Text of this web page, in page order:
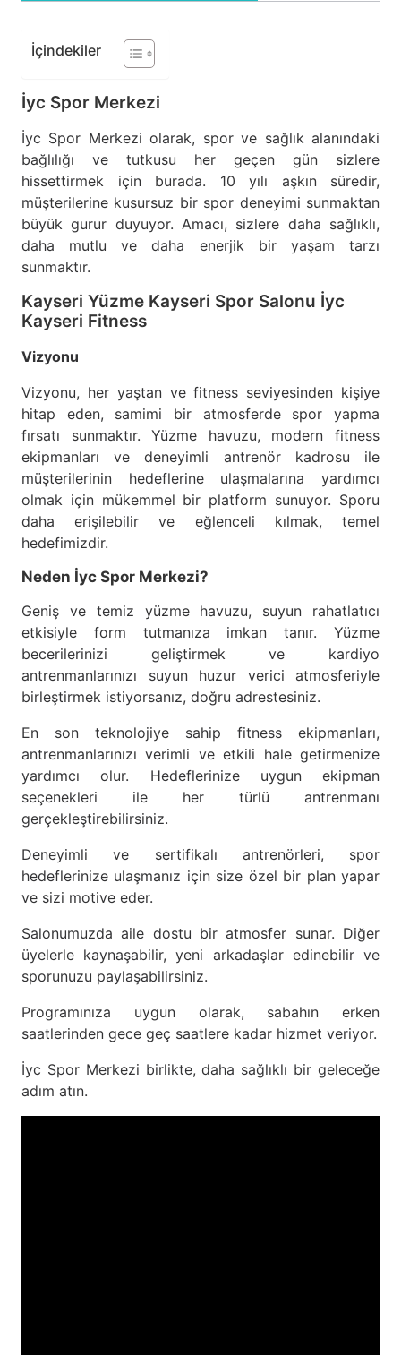
İçindekiler
İyc Spor Merkezi
İyc Spor Merkezi olarak, spor ve sağlık alanındaki
bağlılığı ve tutkusu her geçen gün sizlere
hissettirmek için burada. 10 yılı aşkın süredir,
müşterilerine kusursuz bir spor deneyimi sunmaktan
büyük gurur duyuyor. Amacı, sizlere daha sağlıklı,
daha mutlu ve daha enerjik bir yaşam tarzı
sunmaktır.
Kayseri Yüzme Kayseri Spor Salonu İyc
Kayseri Fitness
Vizyonu
Vizyonu, her yaştan ve fitness seviyesinden kişiye
hitap eden, samimi bir atmosferde spor yapma
fırsatı sunmaktır. Yüzme havuzu, modern fitness
ekipmanları ve deneyimli antrenör kadrosu ile
müşterilerinin hedeflerine ulaşmalarına yardımcı
olmak için mükemmel bir platform sunuyor. Sporu
daha erişilebilir ve eğlenceli kılmak, temel
hedefimizdir.
Neden İyc Spor Merkezi?
Geniş ve temiz yüzme havuzu, suyun rahatlatıcı
etkisiyle form tutmanıza imkan tanır. Yüzme
becerilerinizi geliştirmek ve kardiyo
antrenmanlarınızı suyun huzur verici atmosferiyle
birleştirmek istiyorsanız, doğru adrestesiniz.
En son teknolojiye sahip fitness ekipmanları,
antrenmanlarınızı verimli ve etkili hale getirmenize
yardımcı olur. Hedeflerinize uygun ekipman
seçenekleri ile her türlü antrenmanı
gerçekleştirebilirsiniz.
Deneyimli ve sertifikalı antrenörleri, spor
hedeflerinize ulaşmanız için size özel bir plan yapar
ve sizi motive eder.
Salonumuzda aile dostu bir atmosfer sunar. Diğer
üyelerle kaynaşabilir, yeni arkadaşlar edinebilir ve
sporunuzu paylaşabilirsiniz.
Programınıza uygun olarak, sabahın erken
saatlerinden gece geç saatlere kadar hizmet veriyor.
İyc Spor Merkezi birlikte, daha sağlıklı bir geleceğe
adım atın.